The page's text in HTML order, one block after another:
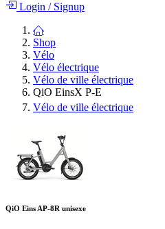
Login /Signup
Shop
Vélo
Vélo électrique
Vélo de ville électrique
QiO EinsX P-E
Vélo de ville électrique
QiO Eins AP-8R unisexe